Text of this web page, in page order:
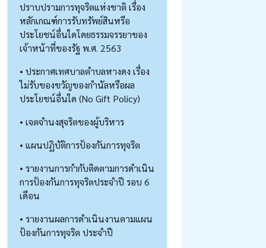
ปราบปรามการทุจริตแห่งชาติ เรื่อง
หลักเกณฑ์การรับทรัพย์สินหรือ
ประโยชน์อื่นใดโดยธรรมจรรยาของ
เจ้าหน้าที่ของรัฐ พ.ศ. 2563
• ประกาศเทศบาลตำบลหางดง เรื่อง
ไม่รับของขวัญของกำนัลหรือผล
ประโยชน์อื่นใด (No Gift Policy)
• เจตจำนงสุจริตของผู้บริหาร
• แผนปฏิบัติการป้องกันการทุจริต
• รายงานการกำกับติดตามการดำเนิน
การป้องกันการทุจริตประจำปี รอบ 6
เดือน
• รายงานผลการดำเนินงานตามแผน
ป้องกันการทุจริต ประจำปี